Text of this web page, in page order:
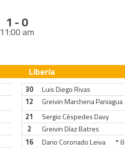
1 - 0
11:00 am
Liberia
30
Luis Diego Rivas
12
Greivin Marchena Paniagua
21
Sergio Céspedes Davy
2
Greivin Díaz Batres
16
Dario Coronado Leiva
8